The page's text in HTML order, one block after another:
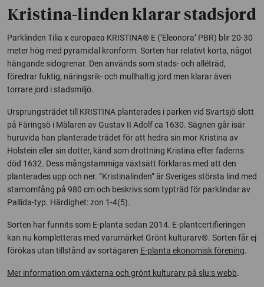
Kristina-linden klarar stadsjord
Parklinden Tilia x europaea KRISTINA® E (’Eleonora’ PBR) blir 20-30
meter hög med pyramidal kronform. Sorten har relativt korta, något
hängande sidogrenar. Den används som stads- och alléträd,
föredrar fuktig, näringsrik- och mullhaltig jord men klarar även
torrare jord i stadsmiljö.
Ursprungsträdet till KRISTINA planterades i parken vid Svartsjö slott
på Färingsö i Mälaren av Gustav II Adolf ca 1630. Sägnen går isär
huruvida han planterade trädet för att hedra sin mor Kristina av
Holstein eller sin dotter, känd som drottning Kristina efter faderns
död 1632. Dess mångstammiga växtsätt förklaras med att den
planterades upp och ner. ”Kristinalinden” är Sveriges största lind med
stamomfång på 980 cm och beskrivs som typträd för parklindar av
Pallida-typ. Härdighet: zon 1-4(5).
Sorten har funnits som E-planta sedan 2014. E-plantcertifieringen
kan nu kompletteras med varumärket Grönt kulturarv®. Sorten får ej
förökas utan tillstånd av sortägaren E-planta ekonomisk förening.
Mer information om växterna och grönt kulturarv på slu:s webb.